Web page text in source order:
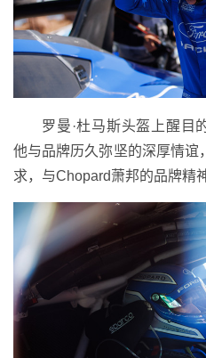
罗曼·杜马斯头盔上醒目
他与品牌历久弥坚的深厚情谊
求，与Chopard萧邦的品牌精